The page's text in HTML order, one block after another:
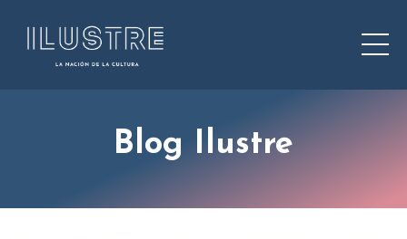
Blog Ilustre